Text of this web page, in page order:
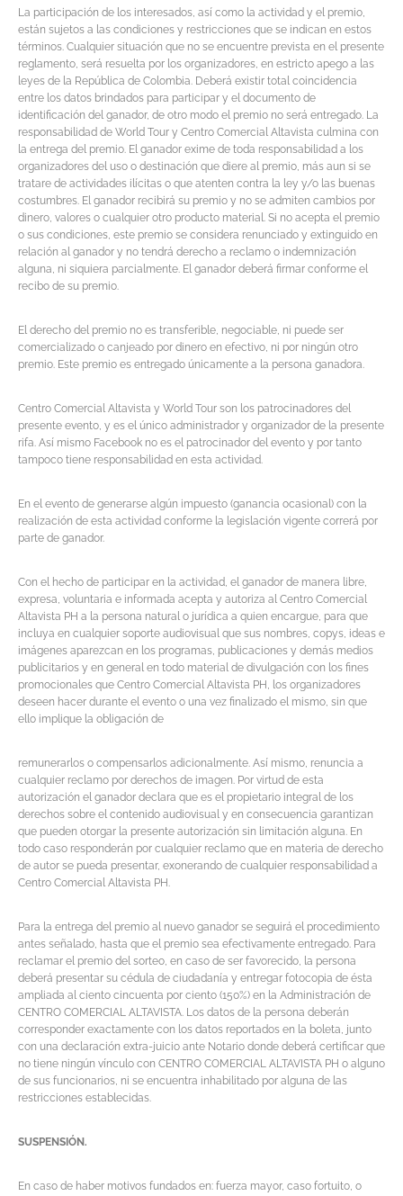
La participación de los interesados, así como la actividad y el premio,
están sujetos a las condiciones y restricciones que se indican en estos
términos. Cualquier situación que no se encuentre prevista en el presente
reglamento, será resuelta por los organizadores, en estricto apego a las
leyes de la República de Colombia. Deberá existir total coincidencia
entre los datos brindados para participar y el documento de
identificación del ganador, de otro modo el premio no será entregado. La
responsabilidad de World Tour y Centro Comercial Altavista culmina con
la entrega del premio. El ganador exime de toda responsabilidad a los
organizadores del uso o destinación que diere al premio, más aun si se
tratare de actividades ilícitas o que atenten contra la ley y/o las buenas
costumbres. El ganador recibirá su premio y no se admiten cambios por
dinero, valores o cualquier otro producto material. Si no acepta el premio
o sus condiciones, este premio se considera renunciado y extinguido en
relación al ganador y no tendrá derecho a reclamo o indemnización
alguna, ni siquiera parcialmente. El ganador deberá firmar conforme el
recibo de su premio.
El derecho del premio no es transferible, negociable, ni puede ser
comercializado o canjeado por dinero en efectivo, ni por ningún otro
premio. Este premio es entregado únicamente a la persona ganadora.
Centro Comercial Altavista y World Tour son los patrocinadores del
presente evento, y es el único administrador y organizador de la presente
rifa. Así mismo Facebook no es el patrocinador del evento y por tanto
tampoco tiene responsabilidad en esta actividad.
En el evento de generarse algún impuesto (ganancia ocasional) con la
realización de esta actividad conforme la legislación vigente correrá por
parte de ganador.
Con el hecho de participar en la actividad, el ganador de manera libre,
expresa, voluntaria e informada acepta y autoriza al Centro Comercial
Altavista PH a la persona natural o jurídica a quien encargue, para que
incluya en cualquier soporte audiovisual que sus nombres, copys, ideas e
imágenes aparezcan en los programas, publicaciones y demás medios
publicitarios y en general en todo material de divulgación con los fines
promocionales que Centro Comercial Altavista PH, los organizadores
deseen hacer durante el evento o una vez finalizado el mismo, sin que
ello implique la obligación de
remunerarlos o compensarlos adicionalmente. Así mismo, renuncia a
cualquier reclamo por derechos de imagen. Por virtud de esta
autorización el ganador declara que es el propietario integral de los
derechos sobre el contenido audiovisual y en consecuencia garantizan
que pueden otorgar la presente autorización sin limitación alguna. En
todo caso responderán por cualquier reclamo que en materia de derecho
de autor se pueda presentar, exonerando de cualquier responsabilidad a
Centro Comercial Altavista PH.
Para la entrega del premio al nuevo ganador se seguirá el procedimiento
antes señalado, hasta que el premio sea efectivamente entregado. Para
reclamar el premio del sorteo, en caso de ser favorecido, la persona
deberá presentar su cédula de ciudadanía y entregar fotocopia de ésta
ampliada al ciento cincuenta por ciento (150%) en la Administración de
CENTRO COMERCIAL ALTAVISTA. Los datos de la persona deberán
corresponder exactamente con los datos reportados en la boleta, junto
con una declaración extra-juicio ante Notario donde deberá certificar que
no tiene ningún vínculo con CENTRO COMERCIAL ALTAVISTA PH o alguno
de sus funcionarios, ni se encuentra inhabilitado por alguna de las
restricciones establecidas.
SUSPENSIÓN.
En caso de haber motivos fundados en: fuerza mayor, caso fortuito, o